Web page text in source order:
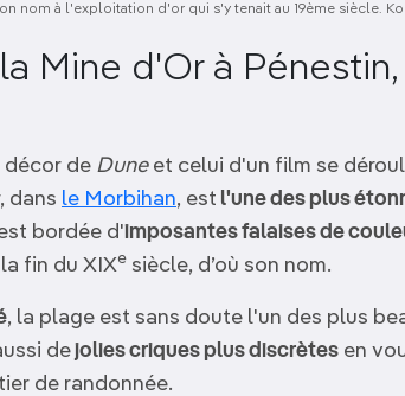
nom à l'exploitation d'or qui s'y tenait au 19ème siècle.
Mine d'Or à
décor de Duneet celui d'un film se
dans le Morbihan, est l'une des plus
bordée d' imposantes falaises de
fin du XIXe siècle, d’où son nom.
, la plage est sans doute l'un des plus
de jolies criques plus discrètes en
de randonnée.